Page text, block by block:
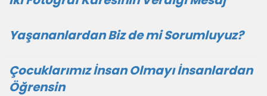
Yaşananlardan Biz de mi Sorumluyuz?
Çocuklarımız İnsan Olmayı İnsanlardan
Öğrensin